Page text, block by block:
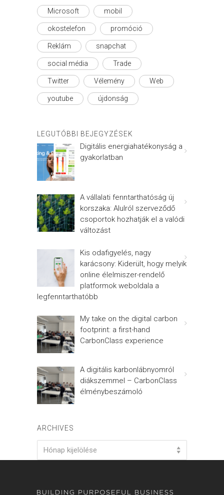
Microsoft mobil
okostelefon promóció
Reklám snapchat
social média Trade
Twitter Vélemény Web
youtube újdonság
LEGUTÓBBI BEJEGYZÉSEK
Digitális energiahatékonyság a
gyakorlatban
A vállalati fenntarthatóság új
korszaka: Alulról szerveződő
csoportok hozhatják el a valódi
változást
Kis odafigyelés, nagy
karácsony: Kiderült, hogy melyik
online élelmiszer-rendelő
platformok weboldala a
legfenntarthatóbb
My take on the digital carbon
footprint: a first-hand
CarbonClass experience
A digitális karbonlábnyomról
diákszemmel – CarbonClass
élménybeszámoló
ARCHIVES
Hónap kijelölése